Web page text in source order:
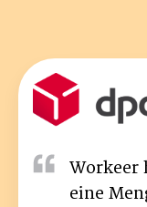
Workeer
eine